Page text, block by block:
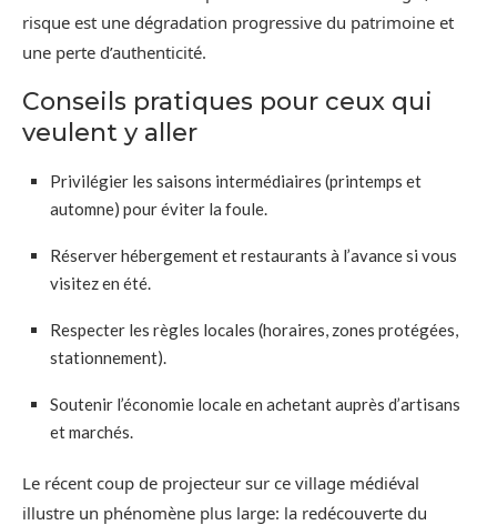
risque est une dégradation progressive du patrimoine et
une perte d’authenticité.
Conseils pratiques pour ceux qui
veulent y aller
Privilégier les saisons intermédiaires (printemps et
automne) pour éviter la foule.
Réserver hébergement et restaurants à l’avance si vous
visitez en été.
Respecter les règles locales (horaires, zones protégées,
stationnement).
Soutenir l’économie locale en achetant auprès d’artisans
et marchés.
Le récent coup de projecteur sur ce village médiéval
illustre un phénomène plus large: la redécouverte du